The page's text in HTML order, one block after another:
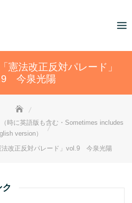
憲法改正反対パレード」
今泉光陽
時に英語版も含む・Sometimes includes
version）
法改正反対パレード」vol.9 今泉光陽